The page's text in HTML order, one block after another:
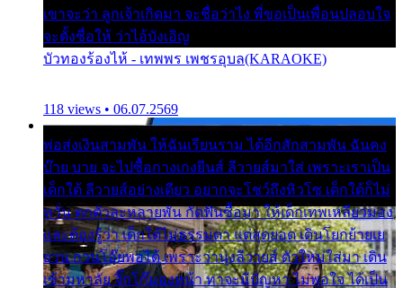
เขาจะว่า ลูกเจ้าเกิดมา จะชื่อว่าไง พี่ขอเป็นเพื่อนปลอบใจ
จะตั้งชื่อให้ ว่าไอ้บังเอิญ
บัวทองร้องไห้ - เทพพร เพชรอุบล(KARAOKE)
118 views • 06.07.2569
พ่อส่งเงินสามพัน ให้ฉันเรียนราม ได้อีกสักสามพัน ฉันคง
บ๊าย บาย จะไปซื้อกางเกงยีนส์ ลีวายส์มาใส่ เพราะเราเป็น
เด็กใต้ ลีวายส์อย่างเดียว อยากจะโชว์ถึงหิวโซ เด็กใต้ก็ไม่
หวั่น ตกตัวละหลายพัน กัดฟันซื้อมา ให้เด็กเทพเหลียวมอง
และต้องรู้ว่า เด็กใต้ไม่ธรรมดา แต่สุดยอด เดินโยกย้ายเย
ยวน กวนโอ๊ยพอได้ เพราะว่านุ่งลีวายส์ ตัวใหม่ใส่มา เดิน
เข้ามหาลัย จิ๊กโก๊มองหน้า ท่าจะมีปัญหา ไม่พอใจ ได้เป็น